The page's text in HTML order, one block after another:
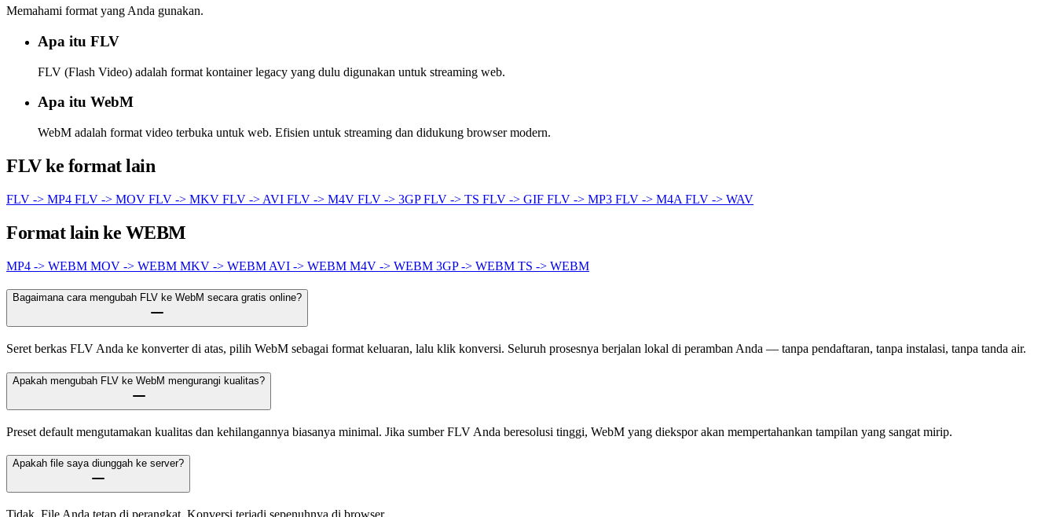
Memahami format yang Anda gunakan.
Apa itu FLV
FLV (Flash Video) adalah format kontainer legacy yang dulu digunakan untuk streaming web.
Apa itu WebM
WebM adalah format video terbuka untuk web. Efisien untuk streaming dan didukung browser modern.
FLV ke format lain
FLV -> MP4 FLV -> MOV FLV -> MKV FLV -> AVI FLV -> M4V FLV -> 3GPFLV -> TS FLV -> GIF FLV -> MP3 FLV -> M4A FLV -> WAV
Format lain ke WEBM
MP4 -> WEBM MOV -> WEBM MKV -> WEBM AVI -> WEBM M4V -> WEBM 3GP -> WEBM TS -> WEBM
Bagaimana cara mengubah FLV ke WebM secara gratis online?
Seret berkas FLV Anda ke konverter di atas, pilih WebM sebagai format keluaran, lalu klik konversi. Seluruh prosesnya berjalan lokal di peramban Anda — tanpa pendaftaran, tanpa instalasi, tanpa tanda air.
Apakah mengubah FLV ke WebM mengurangi kualitas?
Preset default mengutamakan kualitas dan kehilangannya biasanya minimal. Jika sumber FLV Anda beresolusi tinggi, WebM yang diekspor akan mempertahankan tampilan yang sangat mirip.
Apakah file saya diunggah ke server?
Tidak. File Anda tetap di perangkat. Konversi terjadi sepenuhnya di browser.